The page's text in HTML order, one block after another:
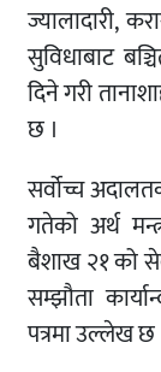
ज्यालादारी,
सुविधाबाट
दिने गरी
छ ।
सर्वोच्च
गतेको अर्थ
बैशाख २१ को
सम्झौता
पत्रमा उल्लेख छ